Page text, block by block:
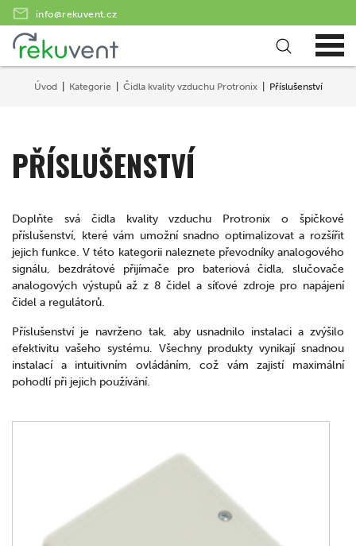
info@rekuvent.cz
Úvod Kategorie Čidla kvality vzduchu Protronix Příslušenství
PŘÍSLUŠENSTVÍ
Doplňte svá čidla kvality vzduchu Protronix o špičkové
příslušenství, které vám umožní snadno optimalizovat a rozšířit
jejich funkce. V této kategorii naleznete převodníky analogového
signálu, bezdrátové přijímače pro bateriová čidla, slučovače
analogových výstupů až z 8 čidel a síťové zdroje pro napájení
čidel a regulátorů.
Příslušenství je navrženo tak, aby usnadnilo instalaci a zvýšilo
efektivitu vašeho systému. Všechny produkty vynikají snadnou
instalací a intuitivním ovládáním, což vám zajistí maximální
pohodlí při jejich používání.